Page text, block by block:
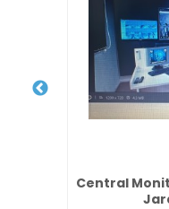
Central